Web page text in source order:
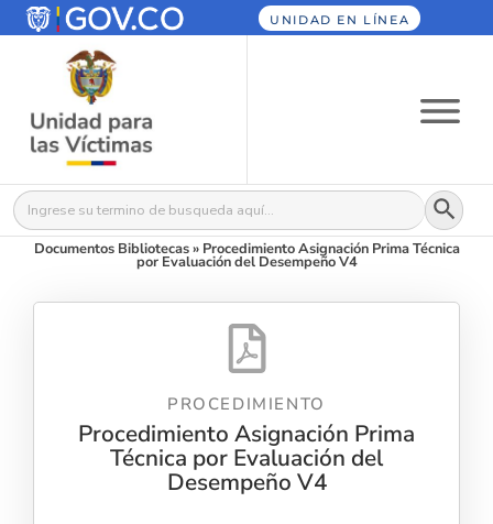
UNIDAD EN LÍNEA
Buscar: Botón
Documentos Bibliotecas» Procedimiento Asignación Prima Técnica
por Evaluación del Desempeño V4
PROCEDIMIENTO
Procedimiento Asignación Prima
Técnica por Evaluación del
Desempeño V4